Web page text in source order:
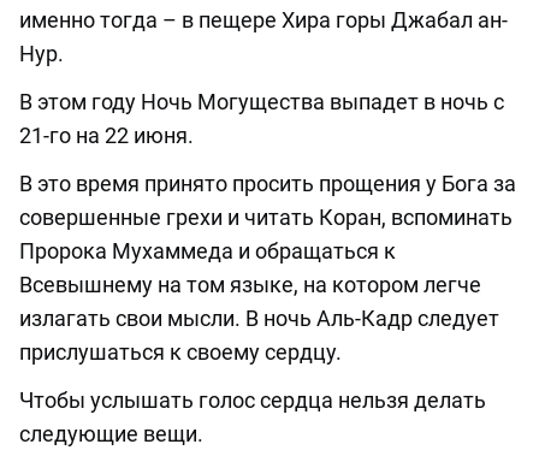
именно тогда – в пещере Хира горы Джабал ан-
Нур.
В этом году Ночь Могущества выпадет в ночь с
21-го на 22 июня.
В это время принято просить прощения у Бога за
совершенные грехи и читать Коран, вспоминать
Пророка Мухаммеда и обращаться к
Всевышнему на том языке, на котором легче
излагать свои мысли. В ночь Аль-Кадр следует
прислушаться к своему сердцу.
Чтобы услышать голос сердца нельзя делать
следующие вещи.